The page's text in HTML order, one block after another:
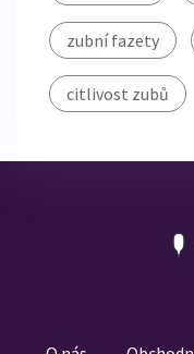
zubní fazety
citlivost zubů